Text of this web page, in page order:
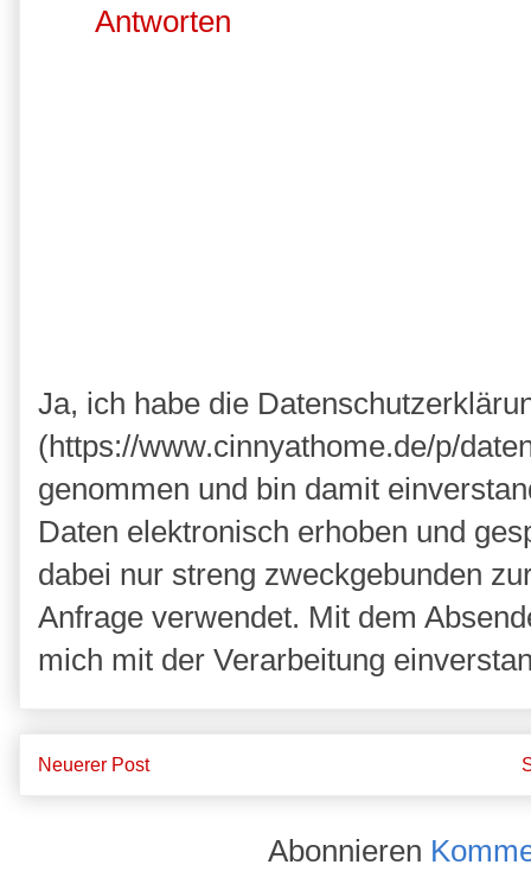
Antworten
Ja, ich habe die
(https://www.cinnyathome.de/p/
genommen und bin damit
Daten elektronisch erhoben und
dabei nur streng zweckgebunden
Anfrage verwendet. Mit dem
mich mit der Verarbeitung
Neuerer Post
Abonnieren